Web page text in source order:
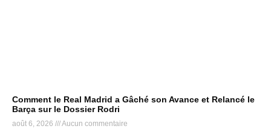
Comment le Real Madrid a Gâché son Avance et Relancé le
Barça sur le Dossier Rodri
août 6, 2026 Aucun commentaire